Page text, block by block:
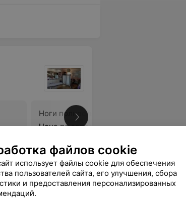
Ноги полностью
Цена по запросу
забота и отношение к клиенту-высший класс! Отдельно хотелось бы отметить атмосферу салона: потрясающие ароматы в помещении, интерьер сделан в единой стилистике, все оборудование в прекрасном состоянии! Еще
файлов cookie
использует файлы cookie для обеспечения
пользователей сайта, его улучшения, сбора
и предоставления персонализированных